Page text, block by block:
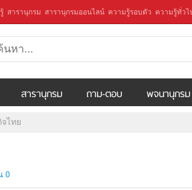
สารานุกรม สารานุกรมออนไลน์ ความรู้รอบตัว ความรู้ทั่วไ
สารานุกรม ถาม-ตอบ พจนานุกรม
ไทย
0